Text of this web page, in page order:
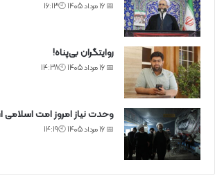
📅 16 مرداد 1405 🕙16:13
روایتگران بی‌پناه!
📅 16 مرداد 1405 🕙14:38
وحدت نیاز امروز امت
📅 16 مرداد 1405 🕙14:19